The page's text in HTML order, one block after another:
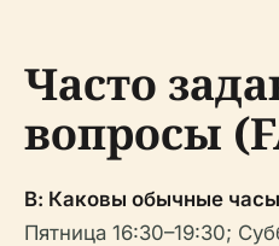
Часто
вопросы
В: Каковы обычные
Пятница 16:30–19:30;